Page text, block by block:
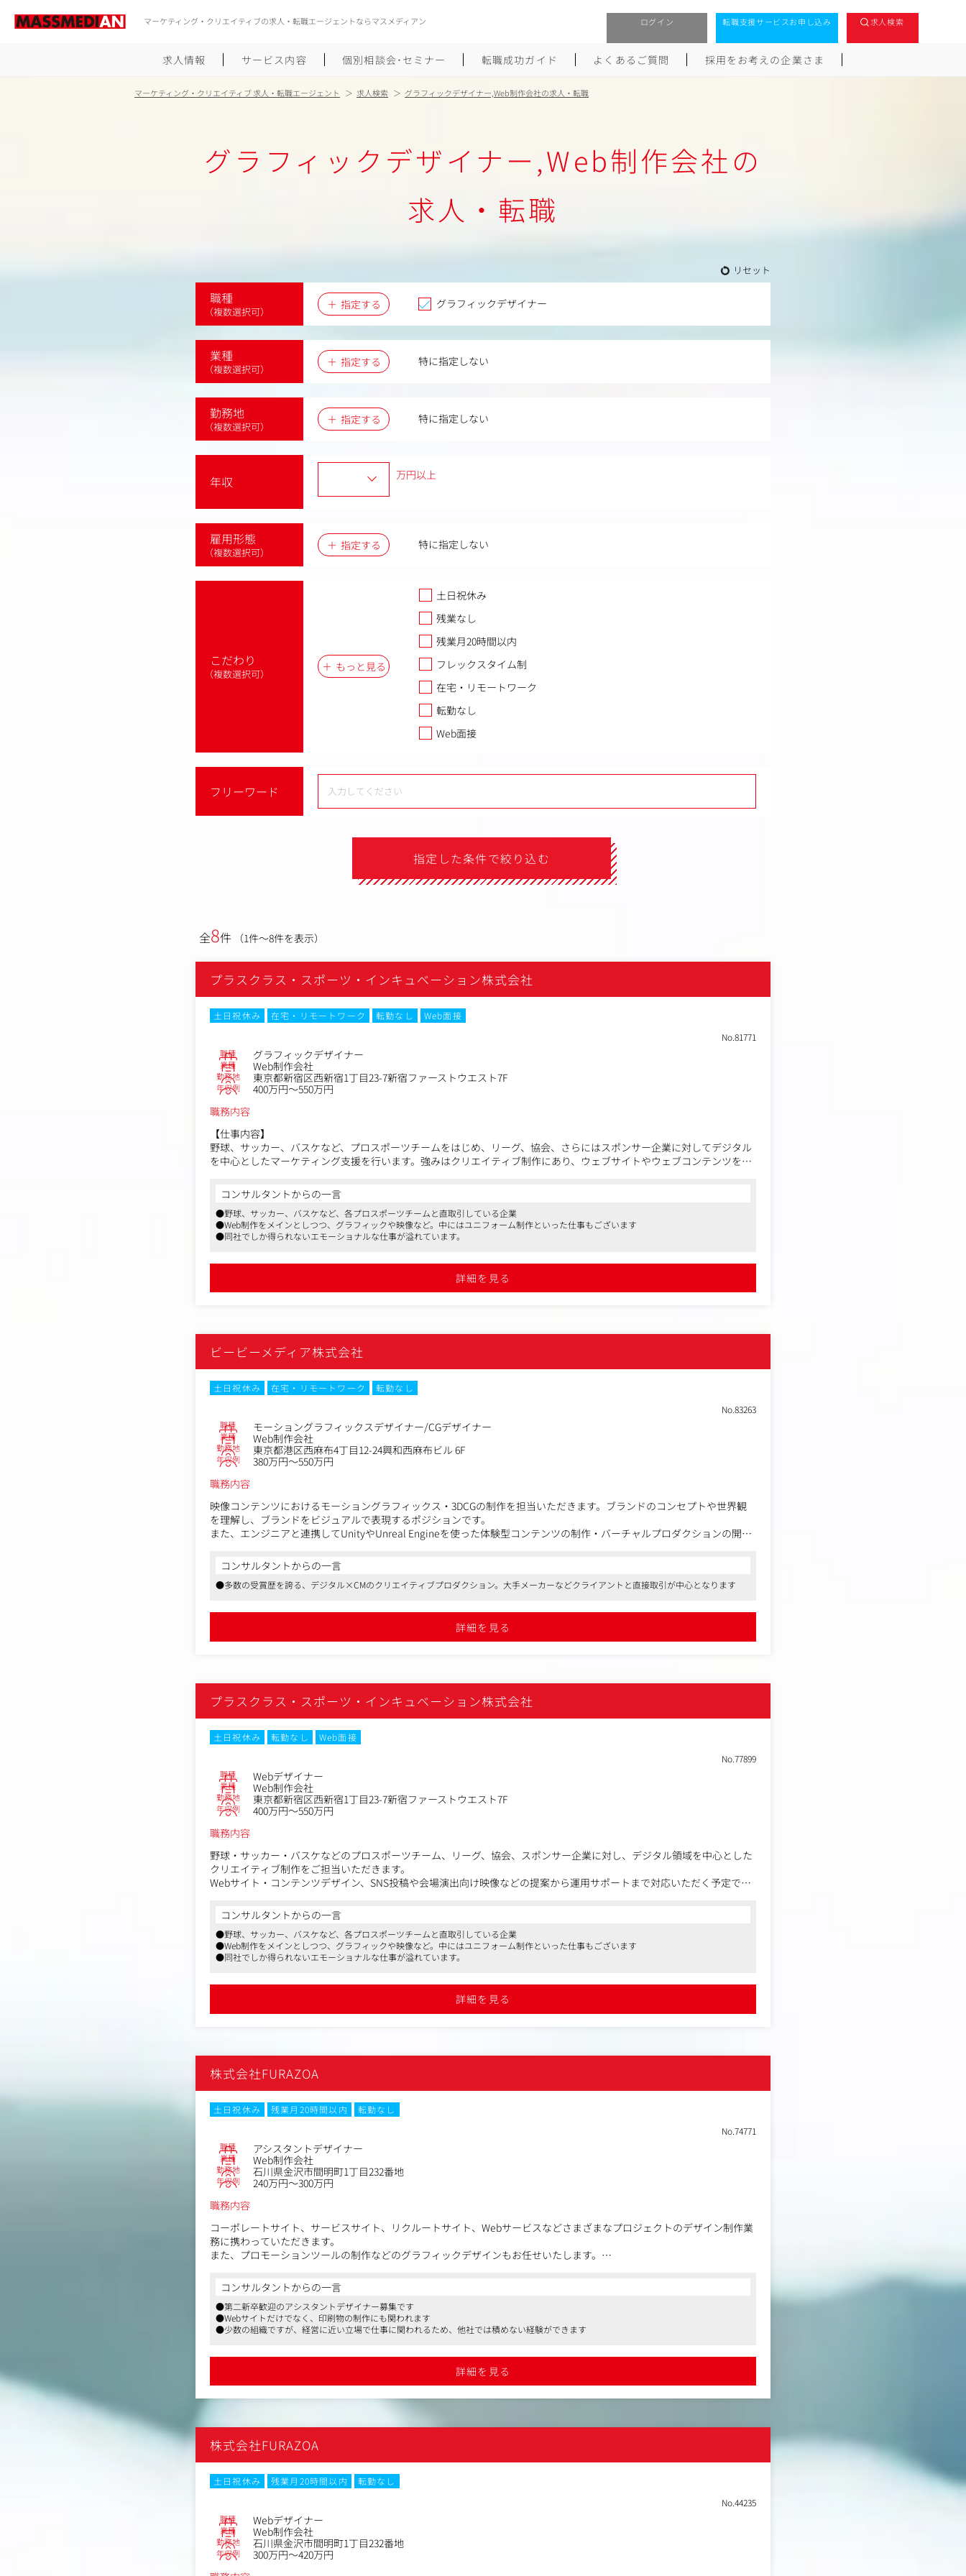
マーケティング・クリエイティブの求人・転職エージェントならマスメディアン ログイン 転職支援サービスお申し込み 求人検索
求人情報 サービス内容 個別相談会･セミナー 転職成功ガイド
履歴書のつくり方
ポートフォリオのつくり方
未経験から広告業界への転職
大手広告会社への転職
しゅふクリ･ママクリ転職
Uターン･Iターン転職
よくあるご質問 採用をお考えの企業さま
マーケティング・クリエイティブ 求人・転職エージェント 求人検索 グラフィックデザイナー,Web制作会社の求人・転職
グラフィックデザイナー,Web制作会社の
求人・転職
リセット
職種
（複数選択可）
指定する グラフィックデザイナー
業種
（複数選択可）
指定する 特に指定しない
勤務地
（複数選択可）
指定する 特に指定しない
年収 万円以上
雇用形態
（複数選択可）
指定する 特に指定しない
こだわり
（複数選択可）
もっと見る
土日祝休み
残業なし
残業月20時間以内
フレックスタイム制
在宅・リモートワーク
転勤なし
Web面接
フリーワード
指定した条件で絞り込む
全8件 （1件～8件を表示）
プラスクラス・スポーツ・インキュベーション株式会社
土日祝休み 在宅・リモートワーク 転勤なし
Web面接
No.81771
職種 グラフィックデザイナー
業種 Web制作会社
勤務地 東京都新宿区西新宿1丁目23-7新宿ファーストウエスト7F
年収例
400万円～550万円
職務内容
【仕事内容】
野球、サッカー、バスケなど、プロスポーツチームをはじめ、リーグ、協会、さらにはスポンサー企業に対してデジタル
を中心としたマーケティング支援を行います。強みはクリエイティブ制作にあり、ウェブサイトやウェブコンテンツを中
【具体的には】
顧客やユーザーの課題を解決するためのクリエイティブの検討、コンセプト立案
バナー制作、グラフィック制作、ロゴ制作、ポスター/チラシ制作、ユニフォーム/グッズ制作、OOH制作
プロジェクトにおけるWebデザイン領域の推進
Webページ制作、Webサイト制作、ランディングページ制作におけるデザイン作業全般
セールス、ディレクター、開発チームとの社内コミュニケーション
コンサルタントからの一言
●野球、サッカー、バスケなど、各プロスポーツチームと直取引している企業
●Web制作をメインとしつつ、グラフィックや映像など。中にはユニフォーム制作といった仕事もございます
●同社でしか得られないエモーショナルな仕事が溢れています。
詳細を見る
ビービーメディア株式会社
土日祝休み 在宅・リモートワーク
転勤なし
No.83263
職種 モーショングラフィックスデザイナー/CGデザイナー
業種 Web制作会社
勤務地 東京都港区西麻布4丁目12-24興和西麻布ビル 6F
年収例
380万円～550万円
職務内容
映像コンテンツにおけるモーショングラフィックス・3DCGの制作を担当いただきます。ブランドのコンセプトや世界観
を理解し、ブランドをビジュアルで表現するポジションです。
また、エンジニアと連携してUnityやUnreal Engineを使った体験型コンテンツの制作・バーチャルプロダクションの開
モーショングラフィックス・3DCGを軸に、新しいブランド体験を生み出すことにチャレンジしています。
・モーショングラフィックス・アニメーションの制作
・コンポジット
スキルに応じて、
コンサルタントからの一言
●多数の受賞歴を誇る、デジタル×CMのクリエイティブプロダクション。大手メーカーなどクライアントと直接取引が中心となります
詳細を見る
プラスクラス・スポーツ・インキュベーション株式会社
土日祝休み 転勤なし
Web面接
No.77899
職種 Webデザイナー
業種 Web制作会社
勤務地 東京都新宿区西新宿1丁目23-7新宿ファーストウエスト7F
年収例
400万円～550万円
職務内容
野球・サッカー・バスケなどのプロスポーツチーム、リーグ、協会、スポンサー企業に対し、デジタル領域を中心とした
クリエイティブ制作をご担当いただきます。
Webサイト・コンテンツデザイン、SNS投稿や会場演出向け映像などの提案から運用サポートまで対応いただく予定で
具体的には
・顧客やユーザー課題を解決するための企画・コンセプト立案
・プロジェクトにおけるWebデザイン推進
・Web/LP等のデザイン全般、サイト更新
コンサルタントからの一言
●野球、サッカー、バスケなど、各プロスポーツチームと直取引している企業
●Web制作をメインとしつつ、グラフィックや映像など。中にはユニフォーム制作といった仕事もございます
●同社でしか得られないエモーショナルな仕事が溢れています。
詳細を見る
株式会社FURAZOA
土日祝休み 残業月20時間以内
転勤なし
No.74771
職種 アシスタントデザイナー
業種 Web制作会社
勤務地 石川県金沢市間明町1丁目232番地
年収例
240万円～300万円
職務内容
コーポレートサイト、サービスサイト、リクルートサイト、Webサービスなどさまざまなプロジェクトのデザイン制作業
務に携わっていただきます。
また、プロモーションツールの制作などのグラフィックデザインもお任せいたします。
今回のポジションはアシスタントからのスタートを想定しています。
先輩デザイナーのサポートという形で、サイトの構成とレイアウト、Web戦略に関わるデザイン・UIの改善といったクリ
エイティブワークをご経験いただきます。
無理のないペースで業務を覚えていっていただき、独り立ち後には、アートディレクション、ブランディング、提案書の
作成からプレゼンといった上流工程まで、スキルを積み上げていくことが可能です。
①企画・戦略立案からクリエイティブ、運用、マーケティングまで一気通貫で支援
②KGI/KPIにフォーカスした制作・運用による事業成長支援
③コストパフォーマンス重視のバランス型提案
確保できるご予算の中で、最大限の成果が生み出せるプランニングを行います。
④上場企業から中小企業までさまざまな業種業態の支援実績
大手広告会社からの依頼で、金沢に居ながら大都市圏の案件にも携わることができ、これまで1,000プロジェクトを超える
豊富な支援実績があります。
関連会社であるフィンテック系スタートアップの事業拡大フェーズを経験してきた実績に基づき、最適なグロース戦略を
ご提案。また、インハウス的な案件にも携わっていただきます。
コンサルタントからの一言
●第二新卒歓迎のアシスタントデザイナー募集です
●Webサイトだけでなく、印刷物の制作にも関われます
●少数の組織ですが、経営に近い立場で仕事に関われるため、他社では積めない経験ができます
詳細を見る
株式会社FURAZOA
土日祝休み 残業月20時間以内
転勤なし
No.44235
職種 Webデザイナー
業種 Web制作会社
勤務地 石川県金沢市間明町1丁目232番地
年収例
300万円～420万円